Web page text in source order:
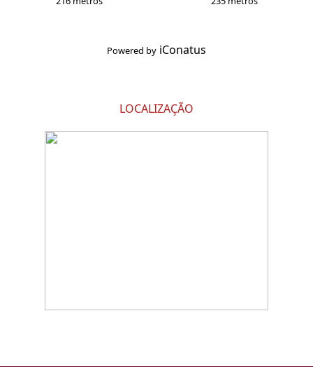
Powered by iConatus
LOCALIZAÇÃO